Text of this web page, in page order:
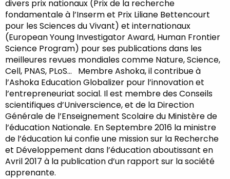
divers prix nationaux (Prix de la recherche
fondamentale à l’Inserm et Prix Liliane Bettencourt
pour les Sciences du Vivant) et internationaux
(European Young Investigator Award, Human Frontier
Science Program) pour ses publications dans les
meilleures revues mondiales comme Nature, Science,
Cell, PNAS, PLoS… Membre Ashoka, il contribue à
l’Ashoka Education Globalizer pour l’innovation et
l’entrepreneuriat social. Il est membre des Conseils
scientifiques d’Universcience, et de la Direction
Générale de l’Enseignement Scolaire du Ministère de
l’éducation Nationale. En Septembre 2016 la ministre
de l’éducation lui confie une mission sur la Recherche
et Développement dans l’éducation aboutissant en
Avril 2017 à la publication d’un rapport sur la société
apprenante.